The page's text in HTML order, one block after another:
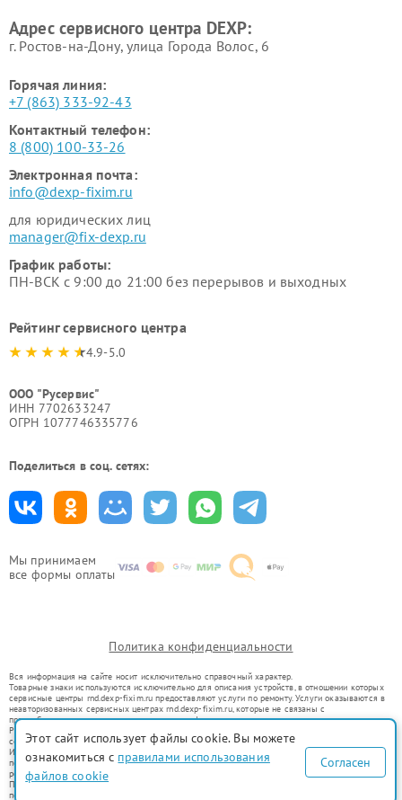
Мы принимаем
все формы оплаты
Адрес сервисного центра DEXP:
г. Ростов-на-Дону, улица Города Волос, 6
Горячая линия:
+7 (863) 333-92-43
Контактный телефон:
8 (800) 100-33-26
Электронная почта:
info@dexp-fixim.ru
для юридических лиц
manager@fix-dexp.ru
График работы:
ПН-ВСК с 9:00 до 21:00 без перерывов и выходных
Рейтинг сервисного центра
4.9-5.0
ООО "Русервис"
ИНН 7702633247
ОГРН 1077746335776
Поделиться в соц. сетях:
Политика конфиденциальности
Вся информация на сайте носит исключительно справочный характер.
Товарные знаки используются исключительно для описания устройств, в отношении которых
сервисные центры rnd.dexp-fixim.ru предоставляют услуги по ремонту. Услуги оказываются в
неавторизованных сервисных центрах rnd.dexp-fixim.ru, которые не связаны с
правообладателями товарных знаков или их официальными представителями.
Ремонт осуществляется для устройств, уже введенных в гражданский оборот в соответствии
со статьей 1487 ГК РФ.
Использование товарных знаков не преследует цели индивидуализации услуг или введения
потребителей в заблуждение, а служит для информирования о предоставляемых услугах по
ремонту техники указанных брендов.
Представленная на сайте информация не является публичной офертой, определяемой
положениями Статьи 437(2) Гражданского кодекса РФ
Этот сайт использует файлы cookie. Вы можете
ознакомиться с правилами использования
файлов cookie
Согласен